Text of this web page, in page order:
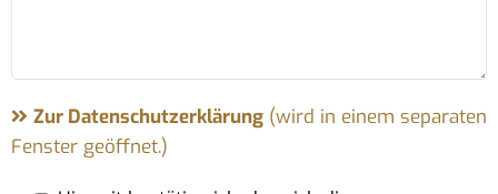
Zur Datenschutzerklärung(wird in einem separaten
Fenster geöffnet.)